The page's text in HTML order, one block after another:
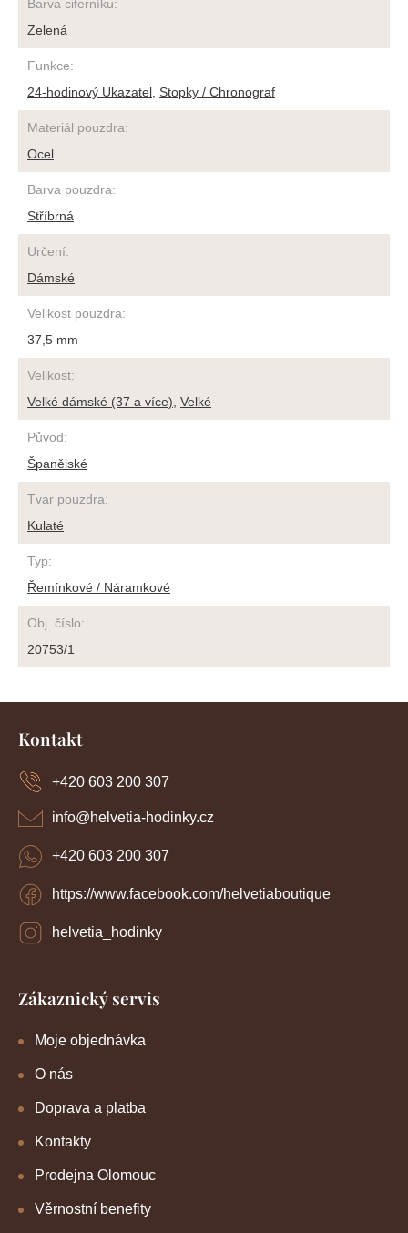
Barva ciferníku:
Zelená
Funkce:
24-hodinový Ukazatel Stopky / Chronograf
Materiál pouzdra:
Ocel
Barva pouzdra:
Stříbrná
Určení:
Dámské
Velikost pouzdra:
37,5 mm
Velikost:
Velké dámské (37 a více) Velké
Původ:
Španělské
Tvar pouzdra:
Kulaté
Typ:
Řemínkové / Náramkové
Obj. číslo:
20753/1
Kontakt
info@helvetia-hodinky.cz
+420 603 200 307
https://www.facebook.com/helvetiaboutique
helvetia_hodinky
+420 603 200 307
Zákaznický servis
Moje objednávka
O nás
Doprava a platba
Kontakty
Prodejna Olomouc
Věrnostní benefity